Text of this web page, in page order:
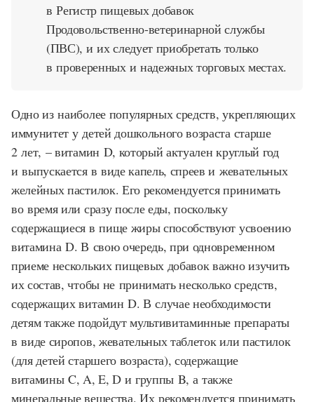
в Регистр пищевых добавок
Продовольственно-ветеринарной службы
(ПВС), и их следует приобретать только
в проверенных и надежных торговых местах.
Одно из наиболее популярных средств, укрепляющих
иммунитет у детей дошкольного возраста старше
2 лет, – витамин D, который актуален круглый год
и выпускается в виде капель, спреев и жевательных
желейных пастилок. Его рекомендуется принимать
во время или сразу после еды, поскольку
содержащиеся в пище жиры способствуют усвоению
витамина D. В свою очередь, при одновременном
приеме нескольких пищевых добавок важно изучить
их состав, чтобы не принимать несколько средств,
содержащих витамин D. В случае необходимости
детям также подойдут мультивитаминные препараты
в виде сиропов, жевательных таблеток или пастилок
(для детей старшего возраста), содержащие
витамины C, A, E, D и группы B, а также
минеральные вещества. Их рекомендуется принимать